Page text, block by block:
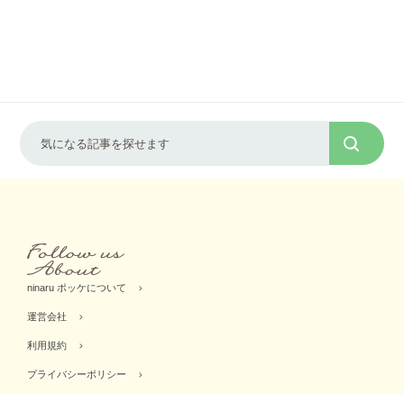
ninaru ポッケについて
運営会社
利用規約
プライバシーポリシー